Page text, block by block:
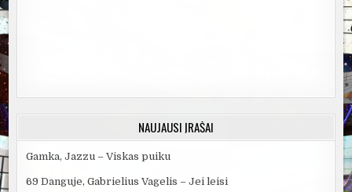
NAUJAUSI ĮRAŠAI
Gamka, Jazzu – Viskas puiku
69 Danguje, Gabrielius Vagelis – Jei leisi